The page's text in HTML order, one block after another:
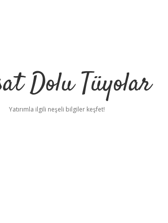
Dolu Tüyolar
Yatırımla ilgili neşeli bilgiler keşfet!